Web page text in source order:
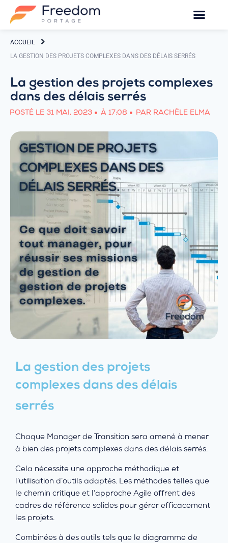
ACCUEIL
LA GESTION DES PROJETS COMPLEXES DANS DES DÉLAIS SERRÉS
La gestion des projets complexes
dans des délais serrés
POSTÉ LE 31 MAI, 2023 À 17:08 PAR RACHËLE ELMA
La gestion des projets
complexes dans des délais
serrés
Chaque Manager de Transition sera amené à mener
à bien des projets complexes dans des délais serrés.
Cela nécessite une approche méthodique et
l’utilisation d’outils adaptés. Les méthodes telles que
le chemin critique et l’approche Agile offrent des
cadres de référence solides pour gérer efficacement
les projets.
Combinées à des outils tels que le diagramme de